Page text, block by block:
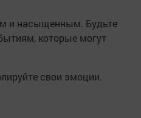
и насыщенным. Будьте
которые могут
свои эмоции.